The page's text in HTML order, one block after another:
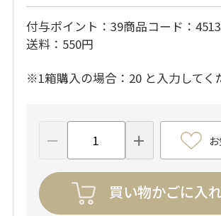
付与ポイント 39商品コード
送料
550円
※1箱購入の場合：20 と入力してく
買い物かごに入